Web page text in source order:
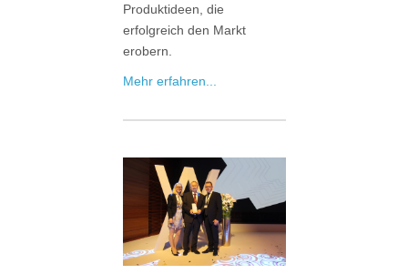
Produktideen, die
erfolgreich den Markt
erobern.
Mehr erfahren...